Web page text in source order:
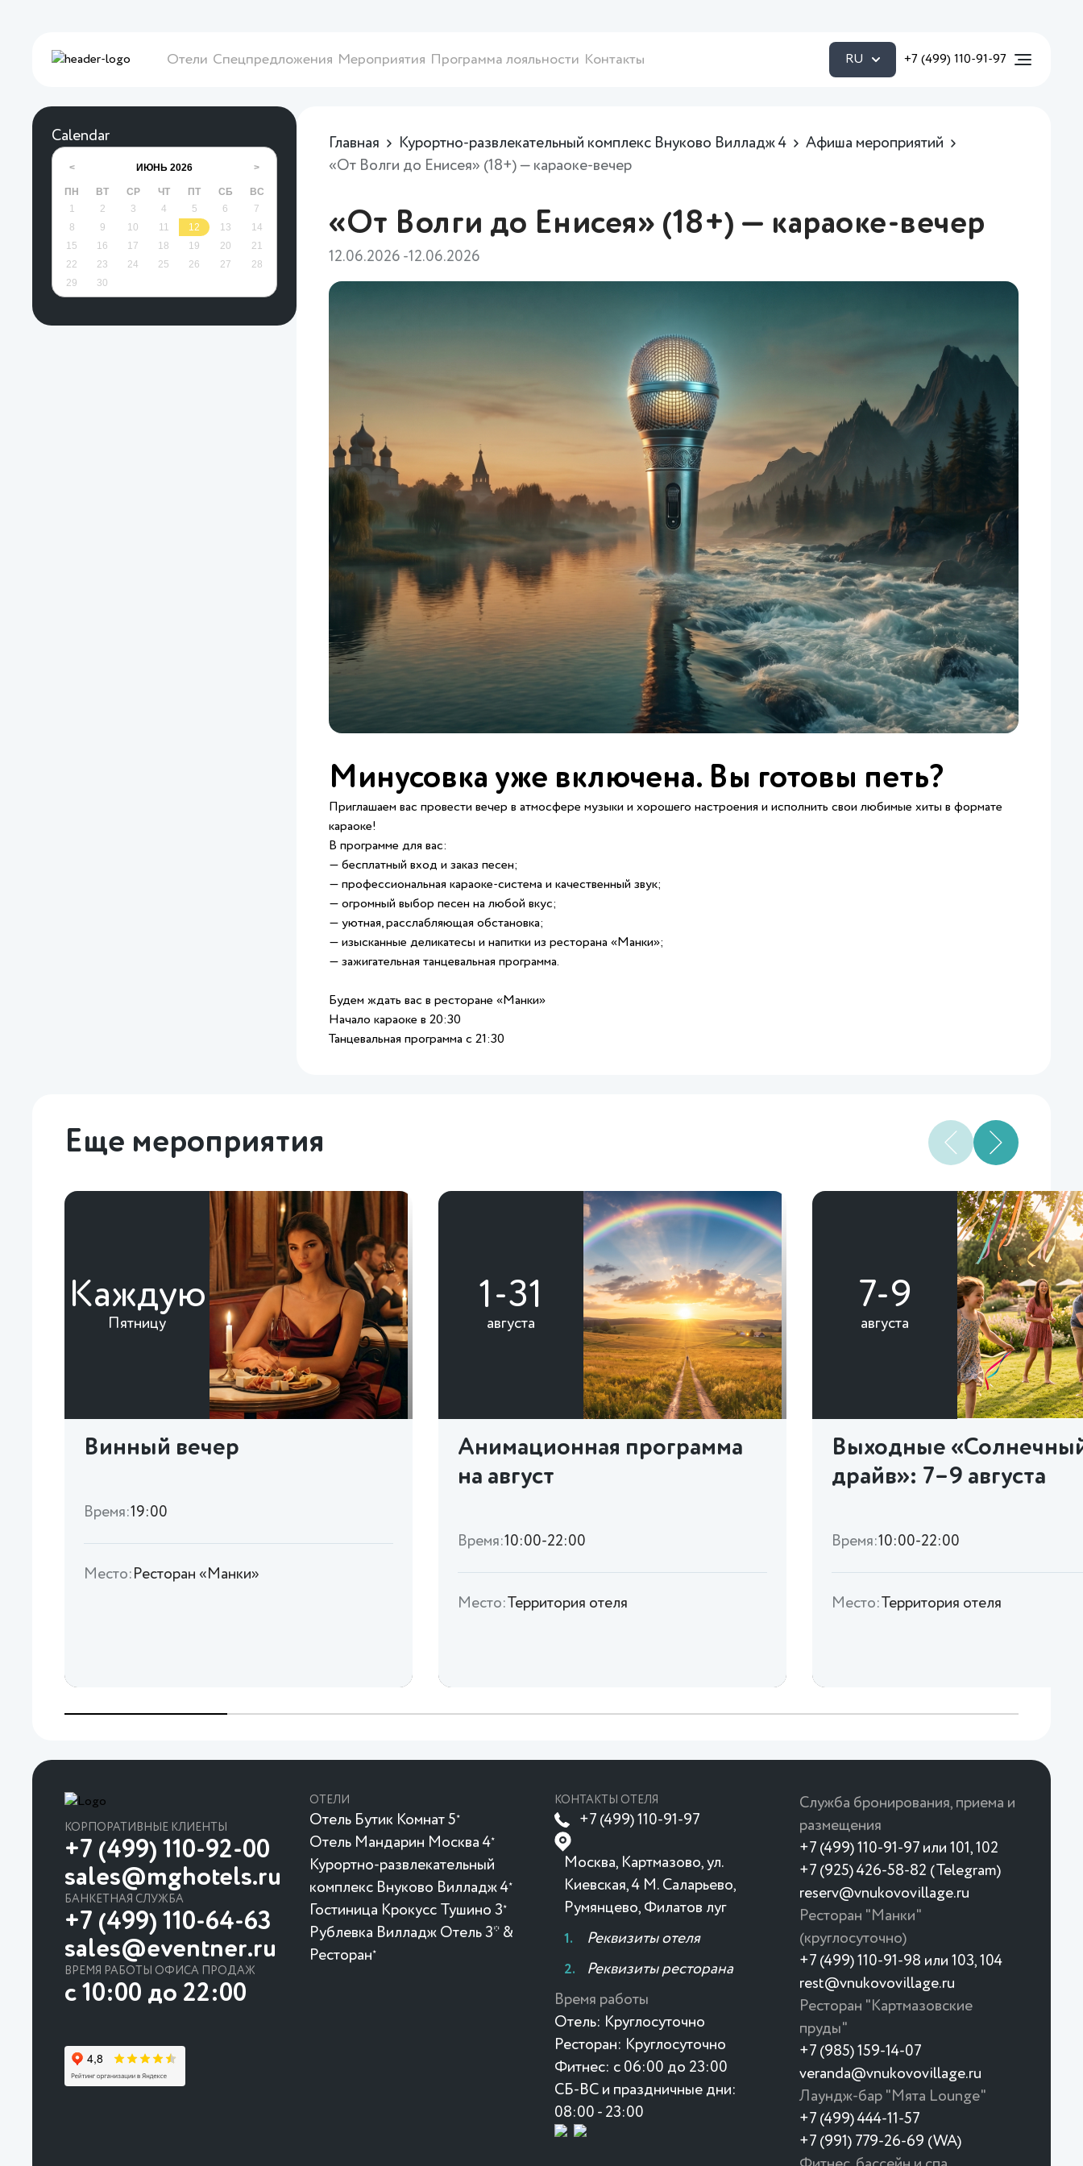
Отели Спецпредложения Мероприятия Программа лояльности Контакты RU +7 (499) 110-91-97
Calendar
< ИЮНЬ 2026 >
ПН ВТ СР ЧТ ПТ СБ
ВС
1
2 3 4 5 6
7
8
9 10 11 12 13
14
15
16 17 18 19 20
21
22
23 24 25 26 27
28
29
30
Главная Курортно-развлекательный комплекс Внуково Вилладж 4
Афиша мероприятий
«От Волги до Енисея» (18+) — караоке-вечер
«От Волги до Енисея» (18+) — караоке-вечер
12.06.2026 -12.06.2026
Минусовка уже включена. Вы готовы петь?
Приглашаем вас провести вечер в атмосфере музыки и хорошего настроения и исполнить свои любимые хиты в формате
караоке!
В программе для вас:
— бесплатный вход и заказ песен;
— профессиональная караоке-система и качественный звук;
— огромный выбор песен на любой вкус;
— уютная, расслабляющая обстановка;
— изысканные деликатесы и напитки из ресторана «Манки»;
— зажигательная танцевальная программа.
Будем ждать вас в ресторане «Манки»
Начало караоке в 20:30
Танцевальная программа с 21:30
Еще мероприятия
Каждую
Пятницу
Винный вечер
Время:19:00
Место: Ресторан «Манки»
1-31
августа
Анимационная программа
на август
Время:10:00-22:00
Место:Территория отеля
7-9
августа
Выходные
драйв»: 7–9 августа
Время:10:00-22:00
Место:Территория отеля
КОРПОРАТИВНЫЕ КЛИЕНТЫ
+7 (499) 110-92-00
sales@mghotels.ru
БАНКЕТНАЯ СЛУЖБА
+7 (499) 110-64-63
sales@eventner.ru
ВРЕМЯ РАБОТЫ ОФИСА ПРОДАЖ
с 10:00 до 22:00
ОТЕЛИ
Отель Бутик Комнат 5★
Отель Мандарин Москва 4★
Курортно-развлекательный
комплекс Внуково Вилладж 4★
Гостиница Крокусc Тушино 3★
Рублевка Вилладж Отель 3* &
Ресторан★
КОНТАКТЫ ОТЕЛЯ
+7 (499) 110-91-97
Москва, Картмазово, ул.
Киевская, 4 М. Саларьево,
Румянцево, Филатов луг
Реквизиты отеля
Реквизиты ресторана
Время работы
Отель: Круглосуточно
Ресторан: Круглосуточно
Фитнес: с 06:00 до 23:00
СБ-ВС и праздничные дни:
08:00 - 23:00
Служба бронирования, приема и
размещения
+7 (499) 110-91-97 или 101, 102
+7 (925) 426-58-82 (Telegram)
reserv@vnukovovillage.ru
Ресторан "Манки"
(круглосуточно)
+7 (499) 110-91-98 или 103, 104
rest@vnukovovillage.ru
Ресторан "Картмазовские
пруды"
+7 (985) 159-14-07
veranda@vnukovovillage.ru
Лаундж-бар "Мята Lounge"
+7 (499) 444-11-57
+7 (991) 779-26-69 (WA)